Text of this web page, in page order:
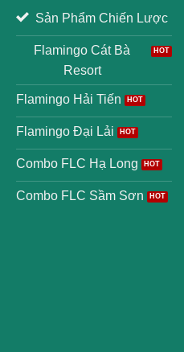
Sản Phẩm Chiến Lược
Flamingo Cát Bà
Resort
Flamingo Hải Tiến
Flamingo Đại Lải
Combo FLC Hạ Long
Combo FLC Sầm Sơn